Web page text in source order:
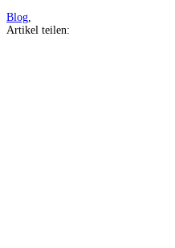
Blog
Artikel teilen: